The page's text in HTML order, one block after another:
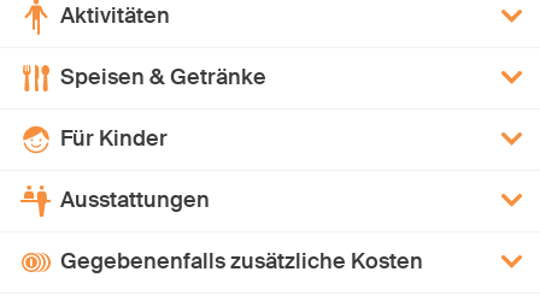
Aktivitäten
Speisen & Getränke
Für Kinder
Ausstattungen
Gegebenenfalls zusätzliche Kosten